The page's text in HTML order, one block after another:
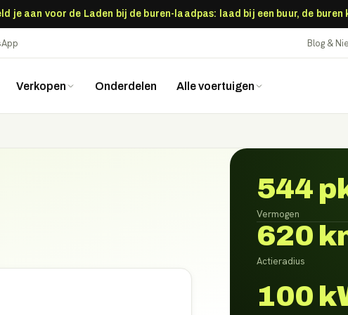
je aan voor de Laden bij de buren-laadpas: laad bij een buur, de
Blog &
Verkopen Onderdelen Alle voertuigen
544
Vermogen
620
Actieradius
100